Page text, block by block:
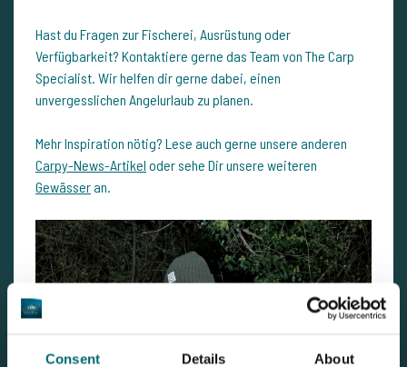
Consent Details About
Hast du Fragen zur Fischerei, Ausrüstung oder
Verfügbarkeit? Kontaktiere gerne das Team von The Carp
Specialist. Wir helfen dir gerne dabei, einen
unvergesslichen Angelurlaub zu planen.
Mehr Inspiration nötig? Lese auch gerne unsere anderen
Carpy-News-Artikel oder sehe Dir unsere weiteren
Gewässeran.